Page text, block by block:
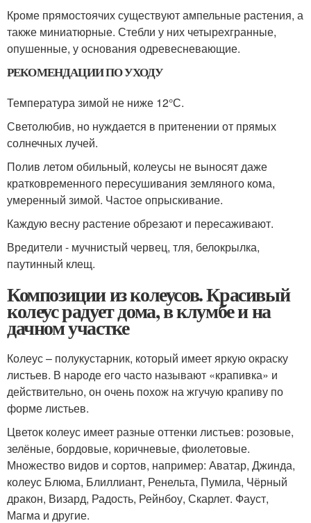
Кроме прямостоячих существуют ампельные растения, а
также миниатюрные. Стебли у них четырехгранные,
опушенные, у основания одревесневающие.
РЕКОМЕНДАЦИИ ПО УХОДУ
Температура зимой не ниже 12°С.
Светолюбив, но нуждается в притенении от прямых
солнечных лучей.
Полив летом обильный, колеусы не выносят даже
кратковременного пересушивания земляного кома,
умеренный зимой. Частое опрыскивание.
Каждую весну растение обрезают и пересаживают.
Вредители - мучнистый червец, тля, белокрылка,
паутинный клещ.
Композиции из колеусов. Красивый
колеус радует дома, в клумбе и на
дачном участке
Колеус – полукустарник, который имеет яркую окраску
листьев. В народе его часто называют «крапивка» и
действительно, он очень похож на жгучую крапиву по
форме листьев.
Цветок колеус имеет разные оттенки листьев: розовые,
зелёные, бордовые, коричневые, фиолетовые.
Множество видов и сортов, например: Аватар, Джинда,
колеус Блюма, Блиллиант, Ренельта, Пумила, Чёрный
дракон, Визард, Радость, Рейнбоу, Скарлет. Фауст,
Магма и другие.